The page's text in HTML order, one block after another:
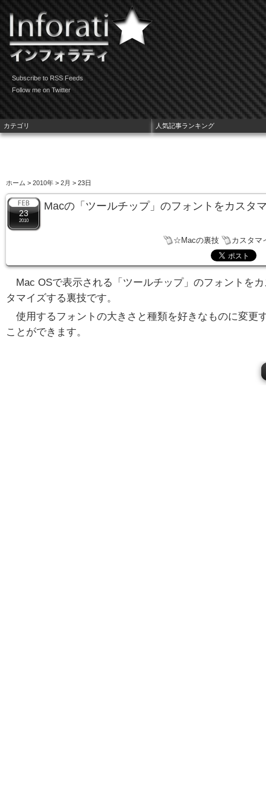
Subscribe to RSS Feeds
Follow me on Twitter
ホーム > 2010年 > 2月 > 23日
23
2010
Macの「ツールチップ」のフォントをカスタ
☆Macの裏技 カスタマ
Mac OSで表示される「ツールチップ」のフォントを
タマイズする裏技です。
使用するフォントの大きさと種類を好きなものに変更
ことができます。
カテゴリ 人気記事ランキング